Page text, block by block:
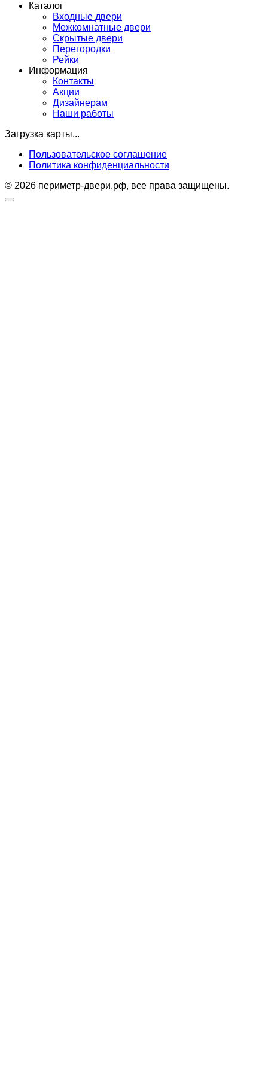
Каталог
Входные двери
Межкомнатные двери
Скрытые двери
Перегородки
Рейки
Информация
Контакты
Акции
Дизайнерам
Наши работы
Загрузка карты...
Пользовательское соглашение
Политика конфиденциальности
© 2026 периметр-двери.рф, все права защищены.